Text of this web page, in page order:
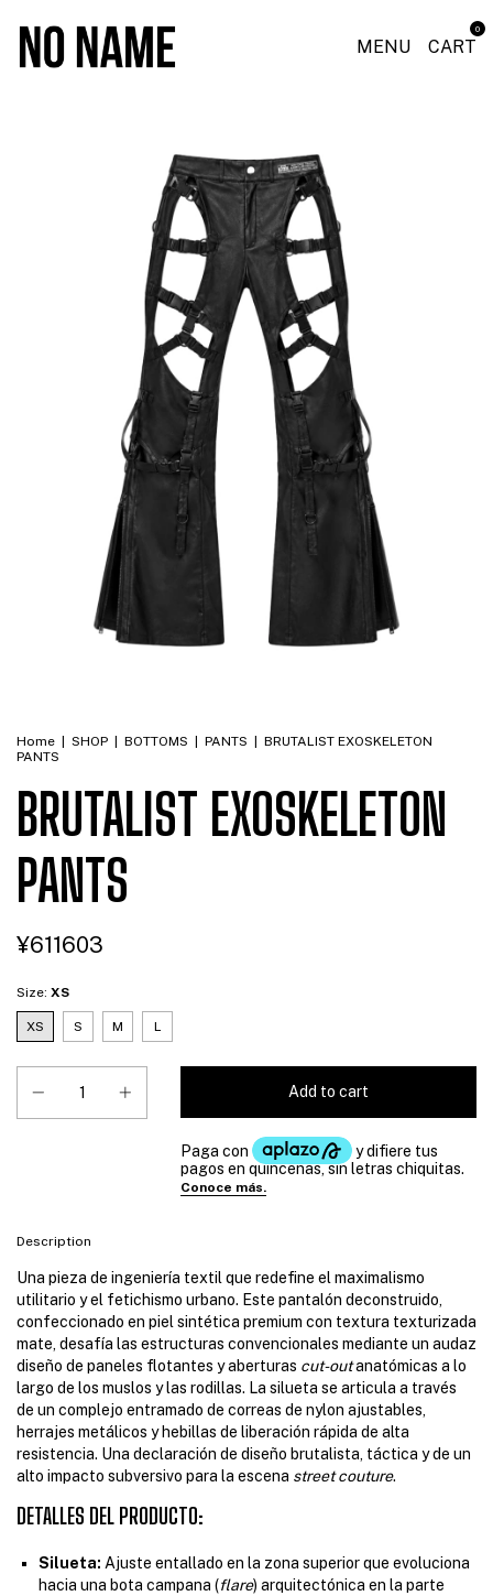
MENU CART
0
Home SHOP BOTTOMS PANTS
BRUTALIST EXOSKELETON
PANTS
BRUTALIST EXOSKELETON
PANTS
¥611603
Size: XS
XS S M L
Description
Una pieza de ingeniería textil que redefine el maximalismo
utilitario y el fetichismo urbano. Este pantalón deconstruido,
confeccionado en piel sintética premium con textura texturizada
mate, desafía las estructuras convencionales mediante un audaz
diseño de paneles flotantes y aberturas cut-outanatómicas a lo
largo de los muslos y las rodillas. La silueta se articula a través
de un complejo entramado de correas de nylon ajustables,
herrajes metálicos y hebillas de liberación rápida de alta
resistencia. Una declaración de diseño brutalista, táctica y de un
alto impacto subversivo para la escena street couture.
DETALLES DEL PRODUCTO:
Silueta: Ajuste entallado en la zona superior que evoluciona
hacia una bota campana (flare) arquitectónica en la parte